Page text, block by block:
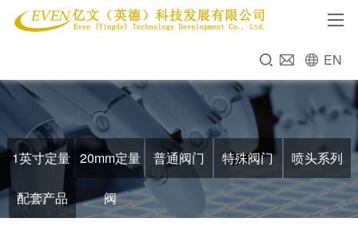
EN
1英寸定量
阀
20mm定量
阀
普通阀门 特殊阀门 喷头系列
配套产品